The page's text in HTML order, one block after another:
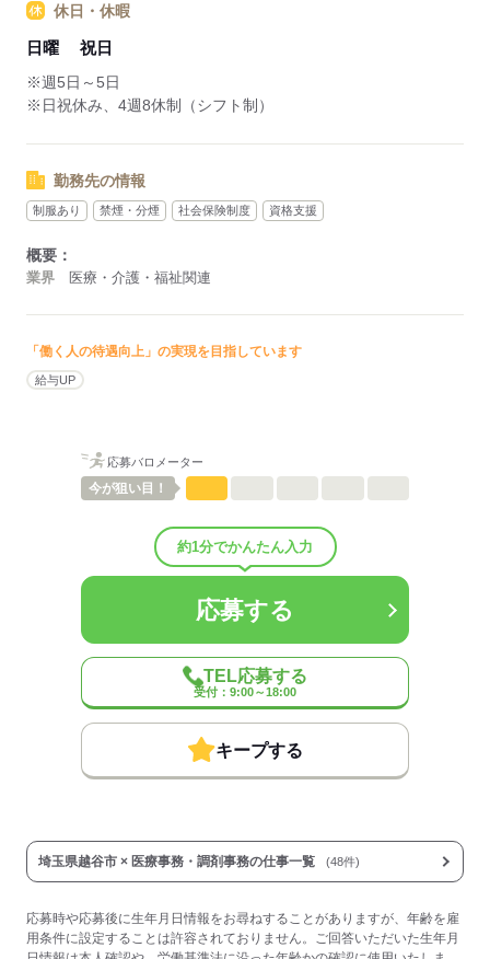
休日・休暇
日曜 祝日
※週5日～5日
※日祝休み、4週8休制（シフト制）
勤務先の情報
制服あり 禁煙・分煙 社会保険制度 資格支援
概要：
業界 医療・介護・福祉関連
「働く人の待遇向上」の実現を目指しています
給与UP
応募バロメーター
今が狙い目！
約1分でかんたん入力
応募する
TEL応募する
受付：9:00～18:00
キープする
埼玉県越谷市 × 医療事務・調剤事務の仕事一覧 (48件)
応募時や応募後に生年月日情報をお尋ねすることがありますが、年齢を雇
用条件に設定することは許容されておりません。ご回答いただいた生年月